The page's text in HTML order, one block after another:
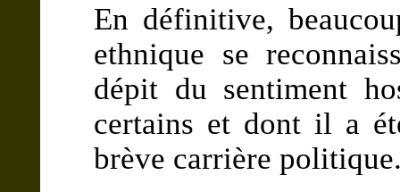
En définitive,
ethnique se
dépit du sentiment
certains et dont il a
brève carrière